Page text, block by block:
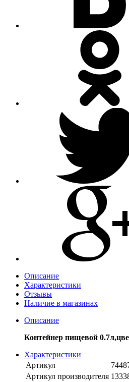
Описание
Характеристики
Отзывы
Наличие в магазинах
Описание
Контейнер пищевой
Характеристики
Артикул
Артикул производителя